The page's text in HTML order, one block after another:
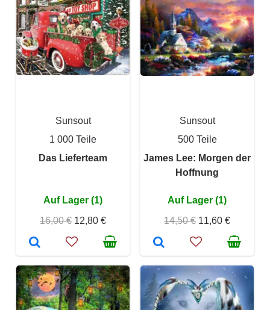
Sunsout
1 000 Teile
Das Lieferteam
Auf Lager (1)
16,00 € 12,80 €
Sunsout
500 Teile
James Lee: Morgen der
Hoffnung
Auf Lager (1)
14,50 € 11,60 €